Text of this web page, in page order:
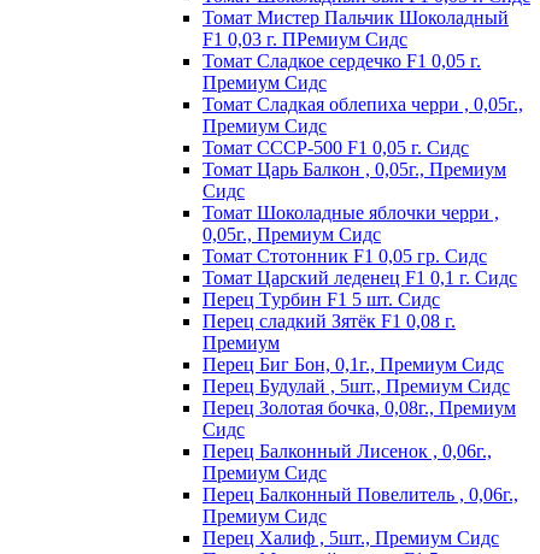
Томат Мистер Пальчик Шоколадный
F1 0,03 г. ПРемиум Сидс
Томат Сладкое сердечко F1 0,05 г.
Премиум Сидс
Томат Сладкая облепиха черри , 0,05г.,
Премиум Сидс
Томат СССР-500 F1 0,05 г. Сидс
Томат Царь Балкон , 0,05г., Премиум
Сидс
Томат Шоколадные яблочки черри ,
0,05г., Премиум Сидс
Томат Стотонник F1 0,05 гр. Сидс
Томат Царский леденец F1 0,1 г. Сидс
Перец Tурбин F1 5 шт. Сидс
Перец сладкий Зятёк F1 0,08 г.
Премиум
Перец Биг Бон, 0,1г., Премиум Сидс
Перец Будулай , 5шт., Премиум Сидс
Перец Золотая бочка, 0,08г., Премиум
Сидс
Перец Балконный Лисенок , 0,06г.,
Премиум Сидс
Перец Балконный Повелитель , 0,06г.,
Премиум Сидс
Перец Халиф , 5шт., Премиум Сидс